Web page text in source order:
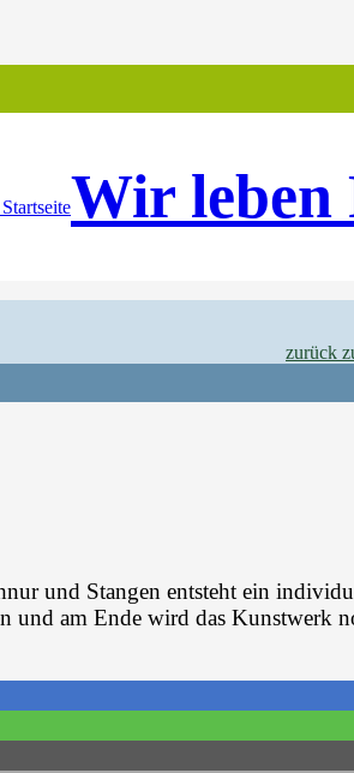
Wir leben
zurück
und Stangen entsteht ein
und am Ende wird das Kunstwerk